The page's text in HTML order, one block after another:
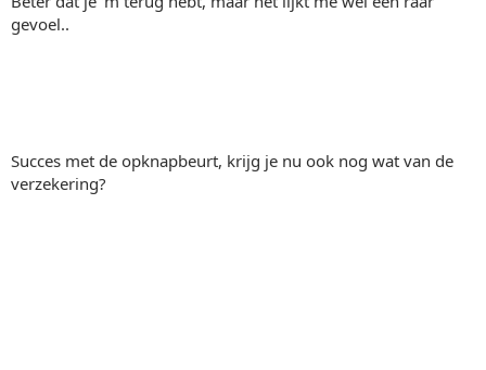
gevoel..
Succes met de opknapbeurt, krijg je nu ook nog wat van de
verzekering?